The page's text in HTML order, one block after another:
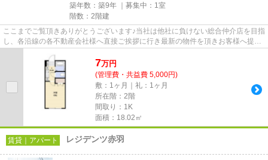
築年数：築9年 ｜募集中： 1室
階数：2階建
ここまでご覧頂きありがとうございます♪当社は他社に負けない総合仲介店を目指
し、各沿線の各不動産会社様へ直接ご挨拶に行き最新の物件を頂きお客様へ提供
7万円
(管理費・共益費 5,000円)
敷：1ヶ月｜礼：1ヶ月
所在階：2階
間取り：1K
面積：18.02㎡
賃貸｜アパート レジデンツ赤羽